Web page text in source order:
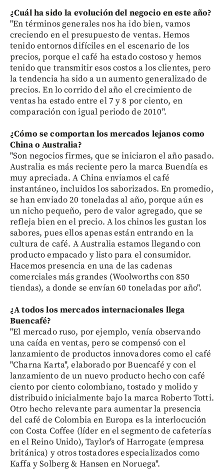
¿Cuál ha sido la evolución del negocio en este año?
"En términos generales nos ha ido bien, vamos
creciendo en el presupuesto de ventas. Hemos
tenido entornos difíciles en el escenario de los
precios, porque el café ha estado costoso y hemos
tenido que transmitir esos costos a los clientes, pero
la tendencia ha sido a un aumento generalizado de
precios. En lo corrido del año el crecimiento de
ventas ha estado entre el 7 y 8 por ciento, en
comparación con igual periodo de 2010".
¿Cómo se comportan los mercados lejanos como
China o Australia?
"Son negocios firmes, que se iniciaron el año pasado.
Australia es más reciente pero la marca Buendía es
muy apreciada. A China enviamos el café
instantáneo, incluidos los saborizados. En promedio,
se han enviado 20 toneladas al año, porque aún es
un nicho pequeño, pero de valor agregado, que se
refleja bien en el precio. A los chinos les gustan los
sabores, pues ellos apenas están entrando en la
cultura de café. A Australia estamos llegando con
producto empacado y listo para el consumidor.
Hacemos presencia en una de las cadenas
comerciales más grandes (Woolworths con 850
tiendas), a donde se envían 60 toneladas por año".
¿A todos los mercados internacionales llega
Buencafé?
"El mercado ruso, por ejemplo, venía observando
una caída en ventas, pero se compensó con el
lanzamiento de productos innovadores como el café
"Charna Karta", elaborado por Buencafé y con el
lanzamiento de un nuevo producto hecho con café
ciento por ciento colombiano, tostado y molido y
distribuido inicialmente bajo la marca Roberto Totti.
Otro hecho relevante para aumentar la presencia
del café de Colombia en Europa es la interlocución
con Costa Coffee (líder en el segmento de cafeterías
en el Reino Unido), Taylor's of Harrogate (empresa
británica) y otros tostadores especializados como
Kaffa y Solberg & Hansen en Noruega".